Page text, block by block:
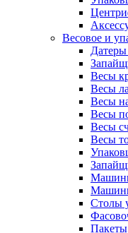
Весовое и
Весы
Весы
Весы
Весы
Весы
Весы
Столы